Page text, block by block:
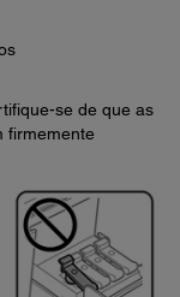
se de que as
firmemente